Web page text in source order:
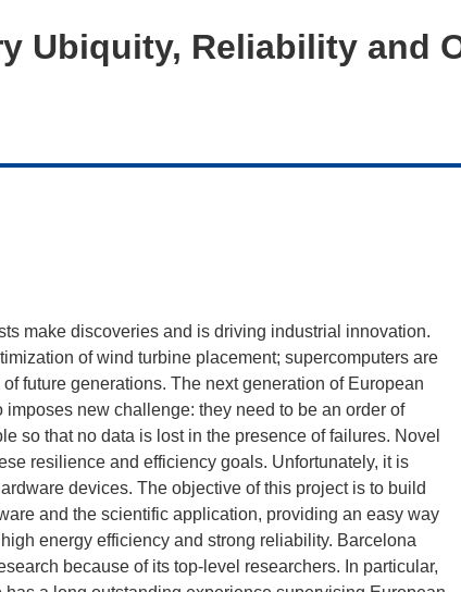
Ubiquity, Reliability and
make discoveries and is driving industrial innovation.
of wind turbine placement; supercomputers are
future generations. The next generation of European
new challenge: they need to be an order of
so that no data is lost in the presence of failures. Novel
resilience and efficiency goals. Unfortunately, it is
devices. The objective of this project is to build
and the scientific application, providing an easy way
energy efficiency and strong reliability. Barcelona
because of its top-level researchers. In particular,